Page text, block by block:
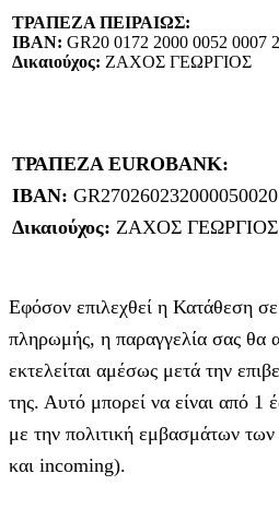
ΤΡΑΠΕΖΑ ΠΕΙΡΑΙΩΣ:
IBAN: GR20 0172 2000 0052 0007
Δικαιούχος: ΖΑΧΟΣ ΓΕΩΡΓΙΟΣ
ΤΡΑΠΕΖΑ EUROBANK:
IBAN:
Δικαιούχος: ΖΑΧΟΣ ΓΕΩΡΓΙΟΣ
Εφόσον επιλεχθεί η Κατάθεση
πληρωμής, η παραγγελία σας θα
εκτελείται αμέσως μετά την
της. Αυτό μπορεί να είναι από 1
με την πολιτική εμβασμάτων
και incoming).